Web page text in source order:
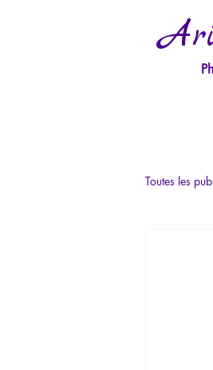
Toutes les